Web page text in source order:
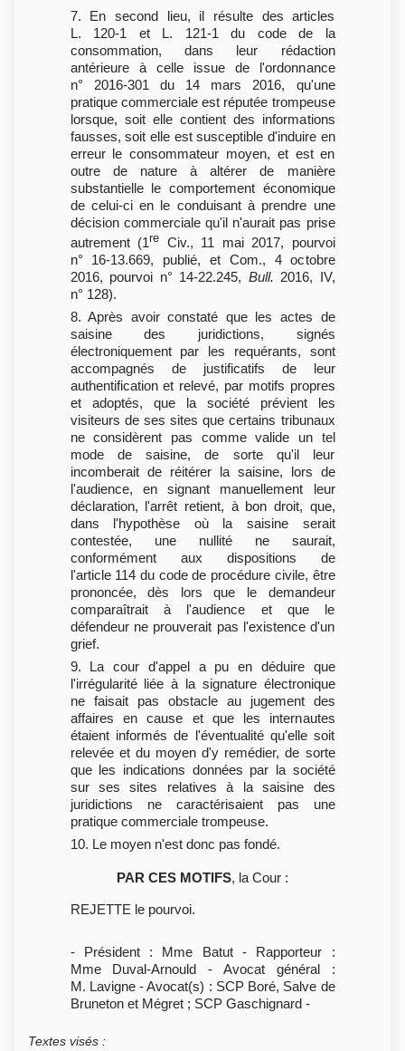
7. En second lieu, il résulte des articles
L. 120-1 et L. 121-1 du code de la
consommation, dans leur rédaction
antérieure à celle issue de l'ordonnance
n° 2016-301 du 14 mars 2016, qu'une
pratique commerciale est réputée trompeuse
lorsque, soit elle contient des informations
fausses, soit elle est susceptible d'induire en
erreur le consommateur moyen, et est en
outre de nature à altérer de manière
substantielle le comportement économique
de celui-ci en le conduisant à prendre une
décision commerciale qu'il n'aurait pas prise
autrement (1re
Civ., 11 mai 2017, pourvoi
n° 16-13.669, publié, et Com., 4 octobre
2016, pourvoi n° 14-22.245, Bull. 2016, IV,
n° 128).
8. Après avoir constaté que les actes de
saisine des juridictions, signés
électroniquement par les requérants, sont
accompagnés de justificatifs de leur
authentification et relevé, par motifs propres
et adoptés, que la société prévient les
visiteurs de ses sites que certains tribunaux
ne considèrent pas comme valide un tel
mode de saisine, de sorte qu'il leur
incomberait de réitérer la saisine, lors de
l'audience, en signant manuellement leur
déclaration, l'arrêt retient, à bon droit, que,
dans l'hypothèse où la saisine serait
contestée, une nullité ne saurait,
conformément aux dispositions de
l'article 114 du code de procédure civile, être
prononcée, dès lors que le demandeur
comparaîtrait à l'audience et que le
défendeur ne prouverait pas l'existence d'un
grief.
9. La cour d'appel a pu en déduire que
l'irrégularité liée à la signature électronique
ne faisait pas obstacle au jugement des
affaires en cause et que les internautes
étaient informés de l'éventualité qu'elle soit
relevée et du moyen d'y remédier, de sorte
que les indications données par la société
sur ses sites relatives à la saisine des
juridictions ne caractérisaient pas une
pratique commerciale trompeuse.
10. Le moyen n'est donc pas fondé.
PAR CES MOTIFS, la Cour :
REJETTE le pourvoi.
- Président : Mme Batut - Rapporteur :
Mme Duval-Arnould - Avocat général :
M. Lavigne - Avocat(s) : SCP Boré, Salve de
Bruneton et Mégret ; SCP Gaschignard -
Textes visés :